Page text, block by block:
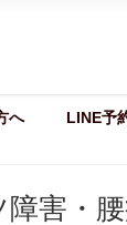
へ LINE予
障害・